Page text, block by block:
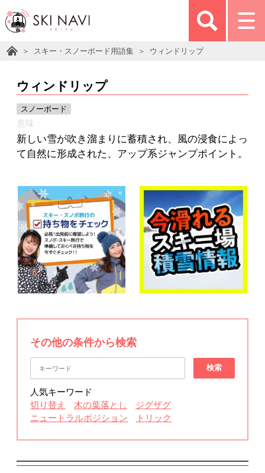
スキー・スノーボード用語集 ウィンドリップ
ウィンドリップ
スノーボード
意味：
新しい雪が吹き溜まりに蓄積され、風の浸食によっ
て自然に形成された、アップ系ジャンプポイント。
その他の条件から検索
検索
人気キーワード
切り替え
木の葉落とし
ジグザグ
ニュートラルポジション
トリック